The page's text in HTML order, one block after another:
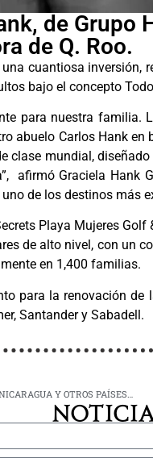
de Grupo
de Q. Roo.
cuantiosa inversión,
bajo el concepto
para nuestra familia.
abuelo Carlos Hank
clase mundial,
afirmó Graciela Hank
de los destinos más
Playa Mujeres
de alto nivel, con un
en 1,400 familias.
para la renovación
Santander y Sabadell.
Y OTROS PAÍSES…